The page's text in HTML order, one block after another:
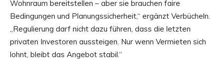
Wohnraum bereitstellen – aber sie brauchen faire
Bedingungen und Planungssicherheit,“ ergänzt Verbücheln.
„Regulierung darf nicht dazu führen, dass die letzten
privaten Investoren aussteigen. Nur wenn Vermieten sich
lohnt, bleibt das Angebot stabil.“